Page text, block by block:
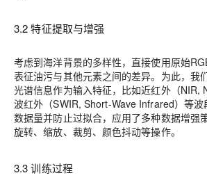
3.2 特征提取与增强
考虑到海洋背景的多样性，直接使用原始
表征油污与其他元素之间的差异。为此，我
光谱信息作为输入特征，比如近红外（NIR,
波红外（SWIR, Short-Wave Infrared）等波
数据量并防止过拟合，应用了多种数据增强
旋转、缩放、裁剪、颜色抖动等操作。
3.3 训练过程